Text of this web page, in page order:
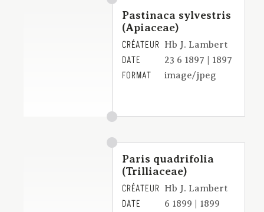
Pastinaca sylvestris
(Apiaceae)
CRÉATEUR Hb J. Lambert
DATE 23 6 1897 | 1897
FORMAT image/jpeg
Paris quadrifolia
(Trilliaceae)
CRÉATEUR Hb J. Lambert
DATE 6 1899 | 1899